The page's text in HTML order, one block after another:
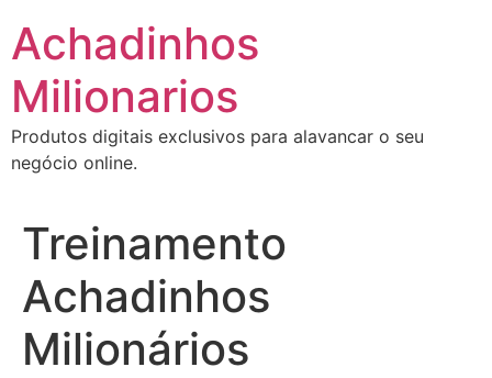
para
conteúdo
Achadinhos
Milionarios
Produtos digitais exclusivos para alavancar o seu
negócio online.
Treinamento
Achadinhos
Milionários